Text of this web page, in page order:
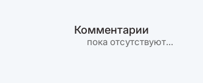
Комментарии
пока отсутствуют...